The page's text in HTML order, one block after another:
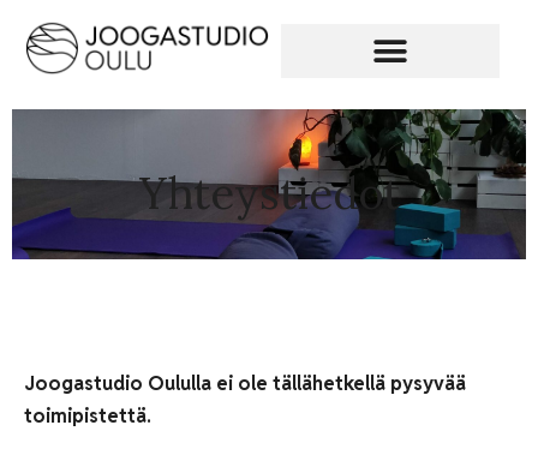
Yhteystiedot
Joogastudio Oululla ei ole tällähetkellä pysyvää
toimipistettä.